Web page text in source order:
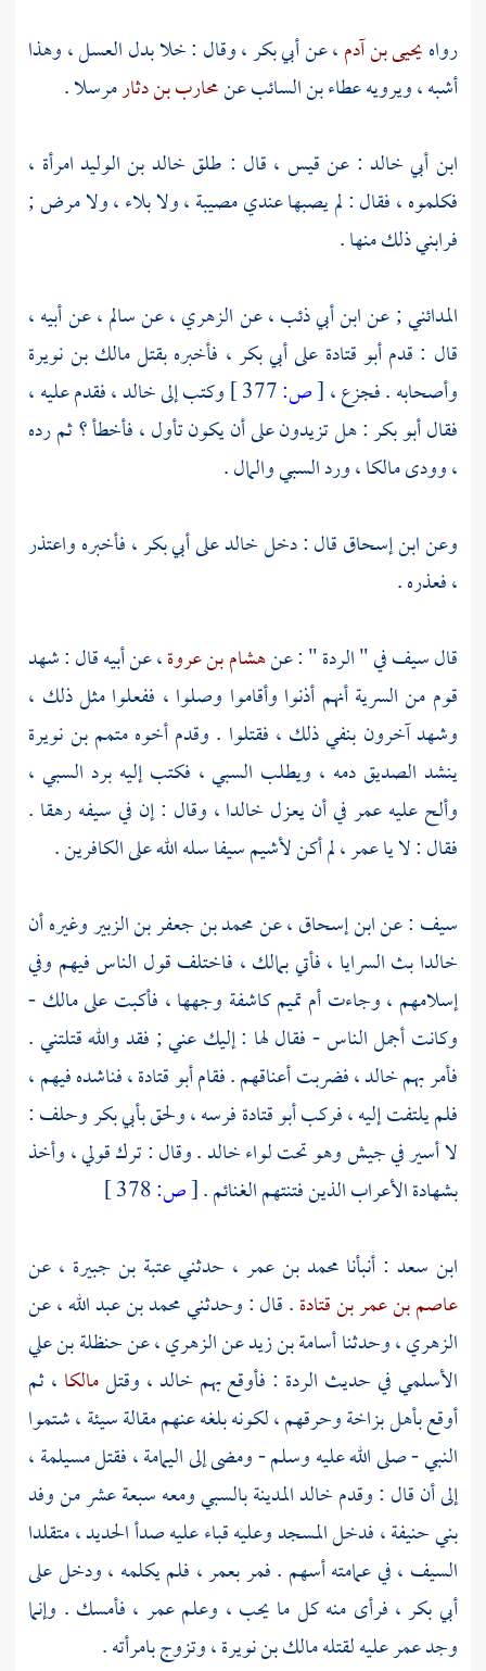
رواهيحيى بن آدم، عنأبي بكر، وقال : خلا بدل العسل ، وهذا
أشبه ، ويرويهعطاء بن السائبعنمحارب بن دثارمرسلا .
ابن أبي خالد : عنقيس ، قال : طلقخالد بن الوليدامرأة ،
فكلموه ، فقال : لم يصبها عندي مصيبة ، ولا بلاء ، ولا مرض ;
فرابني ذلك منها .
المدائني; عنابن أبي ذئب، عنالزهري، عنسالم، عن أبيه ،
قال : قدمأبو قتادة علىأبي بكر، فأخبره بقتلمالك بن نويرة
وأصحابه . فجزع ،[ص: وكتب إلىخالد، فقدم عليه ،
فقالأبو بكر: هل تزيدون على أن يكون تأول ، فأخطأ ؟ ثم رده
، وودى مالكا ، ورد السبي والمال .
وعنابن إسحاققال : دخلخالدعلىأبي بكر، فأخبره واعتذر
، فعذره .
قالسيففي " الردة " : عنهشام بن عروة، عن أبيه قال : شهد
قوم من السرية أنهم أذنوا وأقاموا وصلوا ، ففعلوا مثل ذلك ،
وشهد آخرون بنفي ذلك ، فقتلوا . وقدم أخوهمتمم بن نويرة
ينشد الصديقدمه ، ويطلب السبي ، فكتب إليه برد السبي ،
وألح عليهعمرفي أن يعزل خالدا، وقال : إن في سيفه رهقا .
فقال : لا ياعمر، لم أكن لأشيم سيفا سله الله على الكافرين .
سيف : عنابن إسحاق، عنمحمد بن جعفر بن الزبيروغيره أن
خالدابث السرايا ، فأتيبمالك، فاختلف قول الناس فيهم وفي
إسلامهم ، وجاءتأم تميمكاشفة وجهها ، فأكبت علىمالك-
وكانت أجمل الناس - فقال لها : إليك عني ; فقد والله قتلتني .
فأمر بهمخالد، فضربت أعناقهم . فقامأبو قتادة، فناشده فيهم ،
فلم يلتفت إليه ، فركبأبو قتادةفرسه ، ولحقبأبي بكروحلف :
لا أسير في جيش وهو تحت لواءخالد. وقال : ترك قولي ، وأخذ
بشهادة الأعراب الذين فتنتهم الغنائم .[ص:
ابن سعد : أنبأنا محمد بن عمر ، حدثنيعتبة بن جبيرة ، عن
عاصم بن عمر بن قتادة. قال : وحدثنيمحمد بن عبد الله، عن
الزهري، وحدثناأسامة بن زيدعنالزهري، عنحنظلة بن علي
الأسلميفي حديث الردة : فأوقع بهم خالد، وقتلمالكا ، ثم
أوقع بأهل بزاخة وحرقهم ، لكونه بلغه عنهم مقالة سيئة ، شتموا
النبي - صلى الله عليه وسلم - ومضى إلىاليمامة، فقتلمسيلمة،
إلى أن قال : وقدمخالدالمدينةبالسبي ومعه سبعة عشر من وفد
بني حنيفة، فدخل المسجد وعليه قباء عليه صدأ الحديد ، متقلدا
السيف ، في عمامته أسهم . فمربعمر، فلم يكلمه ، ودخل على
أبي بكر، فرأى منه كل ما يحب ، وعلمعمر ، فأمسك . وإنما
وجدعمرعليه لقتلهمالك بن نويرة، وتزوج بامرأته .